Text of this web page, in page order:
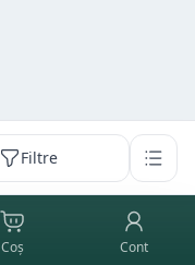
Filtre
Coș Cont